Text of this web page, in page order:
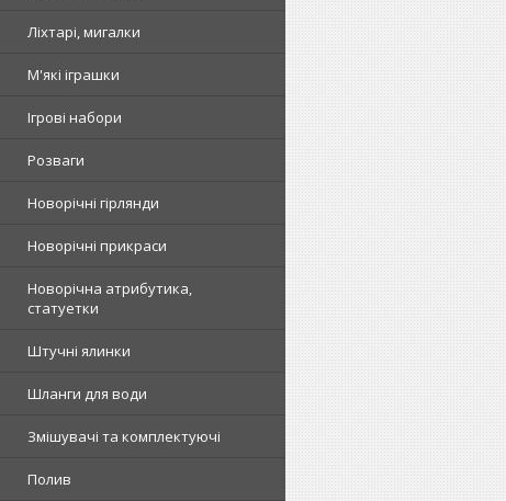
Ліхтарі, мигалки
М'які іграшки
Ігрові набори
Розваги
Новорічні гірлянди
Новорічні прикраси
Новорічна атрибутика,
статуетки
Штучні ялинки
Шланги для води
Змішувачі та комплектуючі
Полив